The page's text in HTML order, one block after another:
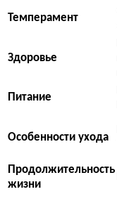
Темперамент
Здоровье
Питание
Особенности ухода
Продолжительность
жизни